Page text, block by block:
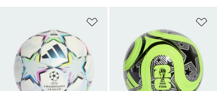
Pridať do zoznamu želaných